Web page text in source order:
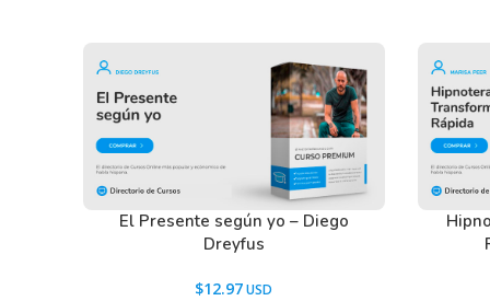
Tenemos un listado de todas las preguntas que
descargar los recursos WordPress.
Ir a las
Preguntas Frecuentes, o también puedes
El Presente según yo – Diego
Dreyfus
$12.97